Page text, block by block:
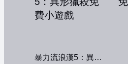
暴力流浪漢5：異形獵殺